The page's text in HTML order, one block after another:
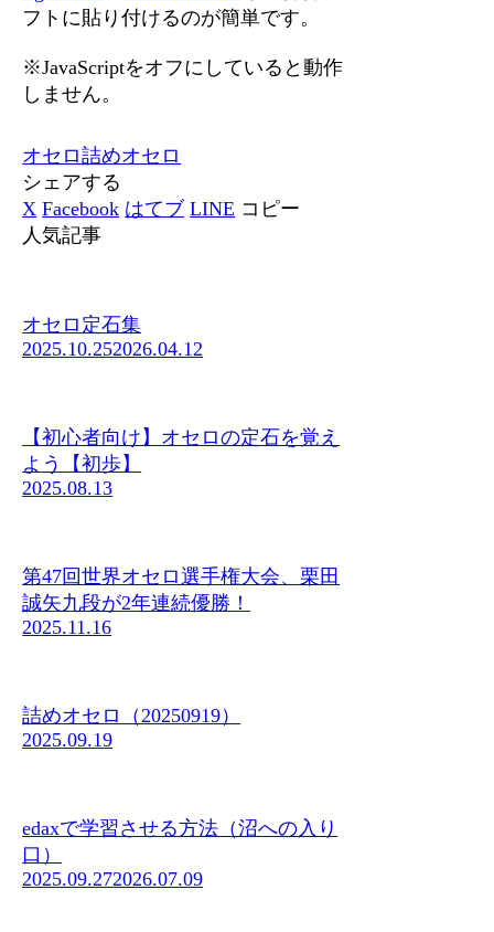
フトに貼り付けるのが簡単です。
※JavaScriptをオフにしていると動作
しません。
オセロ詰めオセロ
シェアする
X Facebook はてブ LINE コピー
人気記事
オセロ定石集
2025.10.252026.04.12
【初心者向け】オセロの定石を覚え
よう【初歩】
2025.08.13
第47回世界オセロ選手権大会、栗田
誠矢九段が2年連続優勝！
2025.11.16
詰めオセロ（20250919）
2025.09.19
edaxで学習させる方法（沼への入り
口）
2025.09.272026.07.09